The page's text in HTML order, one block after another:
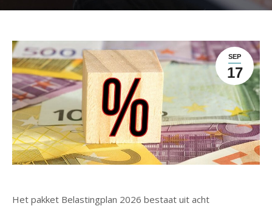
SEP
17
Het pakket Belastingplan 2026 bestaat uit acht